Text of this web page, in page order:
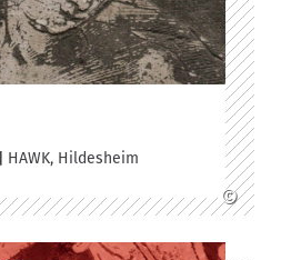
©
HAWK, Hildesheim